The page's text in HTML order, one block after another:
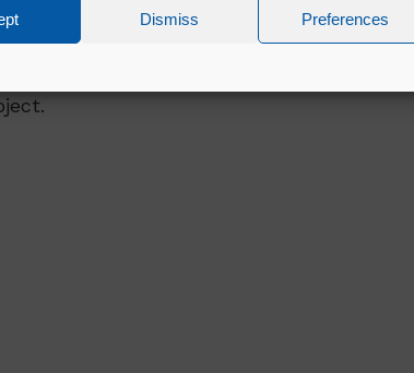
Dismiss Preferences
communication and organisation